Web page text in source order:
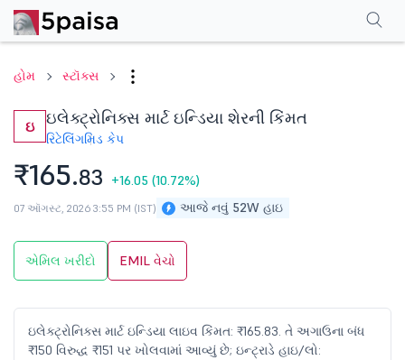
હોમ સ્ટૉક્સ
ઇ ઇલેક્ટ્રોનિક્સ માર્ટ ઇન્ડિયા શેરની કિંમત
રિટેલિંગમિડ કેપ
₹165.83 +16.05 (10.72%)
આજે નવું 52W હાઇ
07 ઑગસ્ટ, 2026 3:55 PM (IST)
એમિલ ખરીદો EMIL વેચો
ઇલેક્ટ્રોનિક્સ માર્ટ ઇન્ડિયા લાઇવ કિંમત: ₹165.83. તે અગાઉના બંધ
₹150 વિરુદ્ધ ₹151 પર ખોલવામાં આવ્યું છે; ઇન્ટ્રાડે હાઇ/લો:
પરફોર્મન્સફાઇનાન્શિયલ્સ વધુ